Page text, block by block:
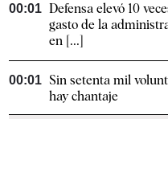
00:01 Defensa elevó 10
gasto de la
en [...]
00:01 Sin setenta mil
hay chantaje